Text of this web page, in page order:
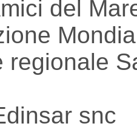
del
regionale
snc